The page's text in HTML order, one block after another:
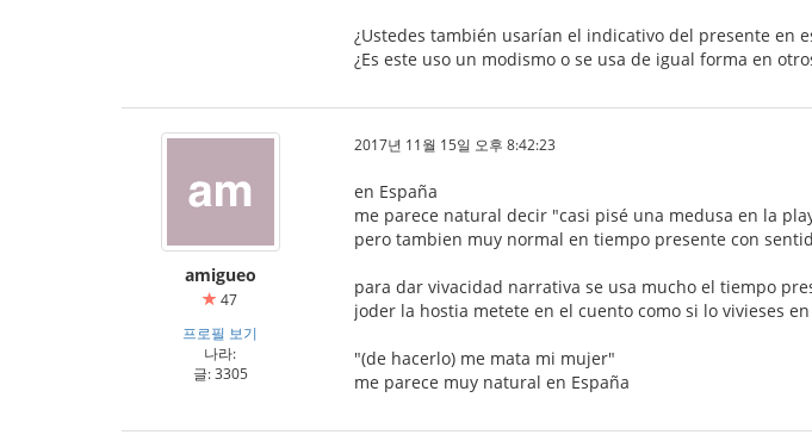
¿Ustedes también usarían el indicativo del presente en
¿Es este uso un modismo o se usa de igual forma en
amigueo
47
프로필 보기
나라:
글: 3305
2017년 11월 15일 오후 8:42:23
en España
me parece natural decir "casi pisé una medusa en la
pero tambien muy normal en tiempo presente con
para dar vivacidad narrativa se usa mucho el tiempo
joder la hostia metete en el cuento como si lo vivieses
"(de hacerlo) me mata mi mujer"
me parece muy natural en España